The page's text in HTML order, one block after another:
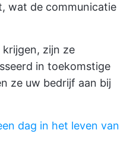
wat de communicatie
krijgen, zijn ze
in toekomstige
ze uw bedrijf aan bij
dag in het leven van